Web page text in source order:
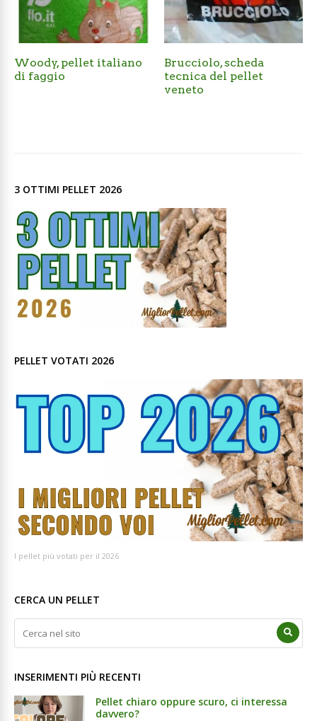
Woody, pellet italiano
di faggio
Brucciolo, scheda
tecnica del pellet
veneto
3 OTTIMI PELLET 2026
PELLET VOTATI 2026
I pellet più votati per il 2026
CERCA UN PELLET
INSERIMENTI PIÙ RECENTI
Pellet chiaro oppure scuro, ci interessa
davvero?